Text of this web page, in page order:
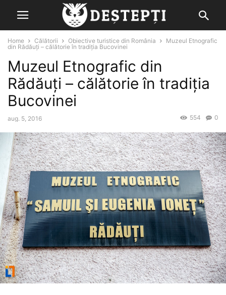
Home Călătorii Obiective turistice din România
Muzeul Etnografic
din Rădăuți – călătorie în tradiția Bucovinei
Muzeul Etnografic din
Rădăuți – călătorie în tradiția
Bucovinei
aug. 5, 2016 0
554